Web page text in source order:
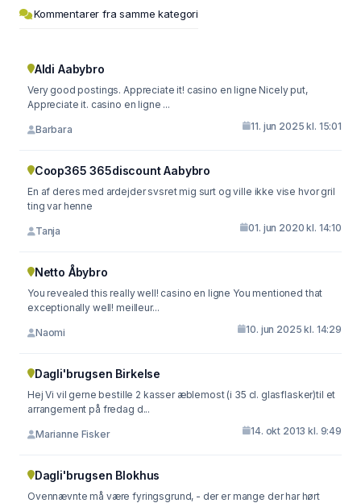
Kommentarer fra samme kategori
Aldi Aabybro
Very good postings. Appreciate it! casino en ligne Nicely put,
Appreciate it. casino en ligne ...
Barbara 11. jun 2025 kl. 15:01
Coop365 365discount Aabybro
En af deres med ardejder svsret mig surt og ville ikke vise hvor gril
ting var henne
Tanja 01. jun 2020 kl. 14:10
Netto Åbybro
You revealed this really well! casino en ligne You mentioned that
exceptionally well! meilleur...
Naomi 10. jun 2025 kl. 14:29
Dagli'brugsen Birkelse
Hej Vi vil gerne bestille 2 kasser æblemost (i 35 cl. glasflasker)til et
arrangement på fredag d...
Marianne Fisker 14. okt 2013 kl. 9:49
Dagli'brugsen Blokhus
Ovennævnte må være fyringsgrund, - der er mange der har hørt